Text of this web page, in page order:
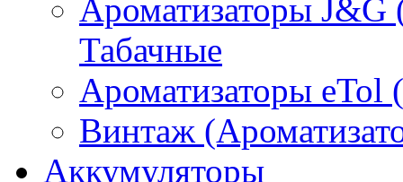
Ароматизаторы
Табачные
Ароматизаторы eTol
Винтаж
Аккумуляторы